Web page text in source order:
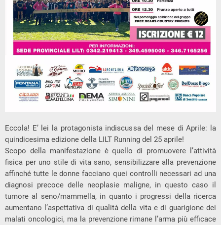
Eccola! E’ lei la protagonista indiscussa del mese di Aprile: la
quindicesima edizione della LILT Running del 25 aprile!
Scopo della manifestazione è quello di promuovere l’attività
fisica per uno stile di vita sano, sensibilizzare alla prevenzione
affinché tutte le donne facciano quei controlli necessari ad una
diagnosi precoce delle neoplasie maligne, in questo caso il
tumore al seno/mammella, in quanto i progressi della ricerca
aumentano l’aspettativa di qualità della vita e di guarigione dei
malati oncologici, ma la prevenzione rimane l’arma più efficace